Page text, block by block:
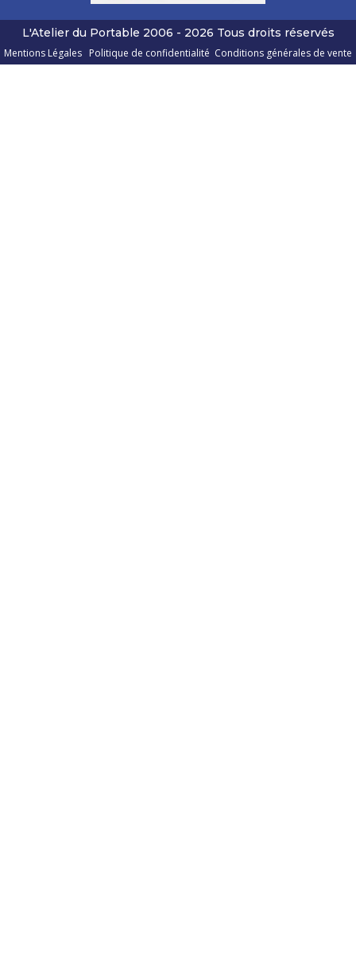
L'Atelier du Portable 2006 - 2026 Tous droits réservés
Mentions Légales Politique de confidentialité Conditions générales de vente